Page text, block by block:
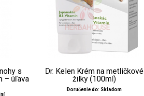
s
– úľava
Dr. Kelen Krém na metličkové
žilky (100ml)
Doručenie do: Skladom